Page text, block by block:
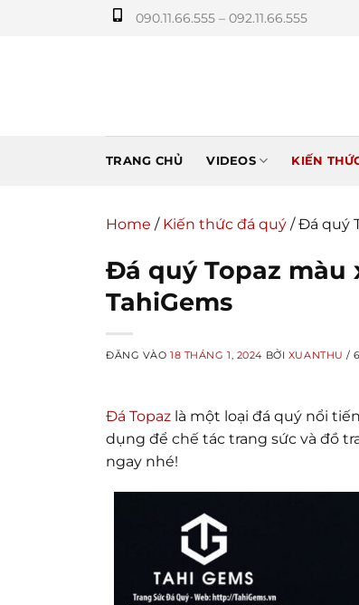
090.11.66.555 – 092.11.66.555
TRANG CHỦ VIDEOS KIẾN
Home / Kiến thức đá quý /Đá quý
Đá quý Topaz màu
TahiGems
ĐĂNG VÀO18 THÁNG 1, 2024 BỞI XUANTHU /
Đá Topaz là một loại đá quý nổi
dụng để chế tác trang sức và đồ
ngay nhé!